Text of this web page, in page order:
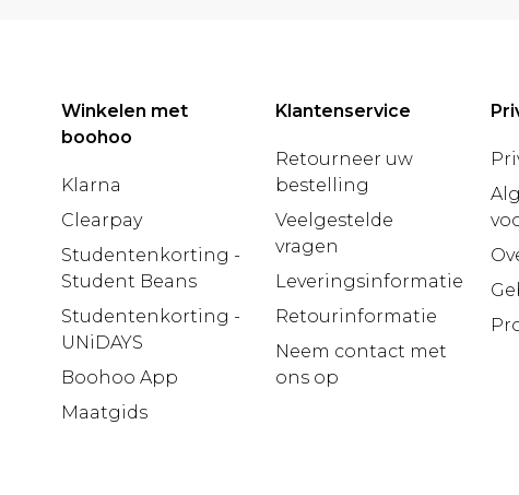
Winkelen met
boohoo
Klarna
Clearpay
Studentenkorting -
Student Beans
Studentenkorting -
UNiDAYS
Boohoo App
Maatgids
Klantenservice
Retourneer uw
bestelling
Veelgestelde
vragen
Leveringsinformatie
Retourinformatie
Neem contact met
ons op